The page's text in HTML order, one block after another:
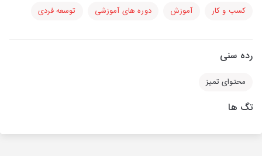
کسب و کار آموزش دوره های آموزشی توسعه فردی
رده سنی
محتوای تمیز
تگ ها